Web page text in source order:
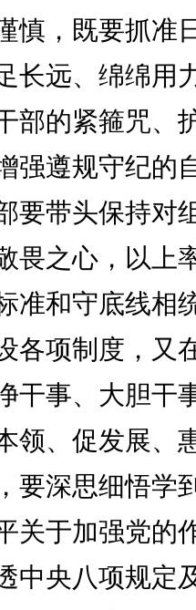
慎，既要抓准
长远、绵绵用
部的紧箍咒、
强遵规守纪的
要带头保持对
畏之心，以上
准和守底线相
各项制度，又
干事、大胆干
领、促发展、
深思细悟学
关于加强党的
中央八项规定